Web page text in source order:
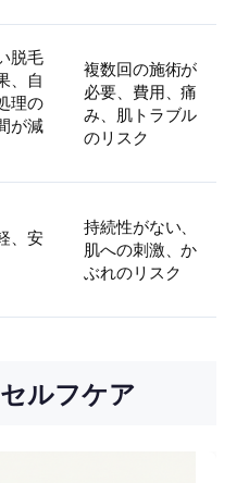
脱毛
、自
理の
が減
複数回の施術が
必要、費用、痛
み、肌トラブル
のリスク
、安
持続性がない、
肌への刺激、か
ぶれのリスク
ルフケア